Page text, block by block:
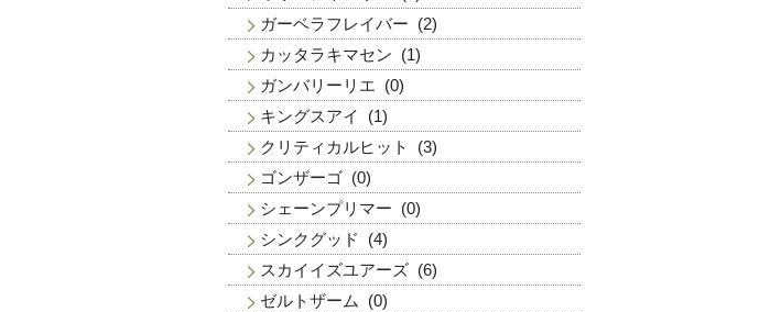
ガーベラフレイバー (2)
カッタラキマセン (1)
ガンバリーリエ (0)
キングスアイ
(1)
クリティカルヒット
(3)
ゴンザーゴ (0)
シェーンプリマー (0)
シンクグッド
(4)
スカイイズユアーズ (6)
ゼルトザーム
(0)